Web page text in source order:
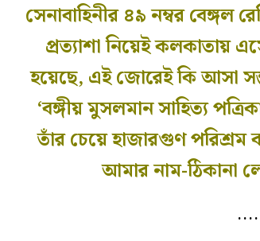
সেনাবাহিনীর ৪৯ নম্বর
প্রত্যাশা নিয়েই কলকাতায়
হয়েছে, এই জোরেই কি আসা
‘বঙ্গীয় মুসলমান সাহিত্য
তাঁর চেয়ে হাজারগুণ
আমার নাম-ঠিকানা